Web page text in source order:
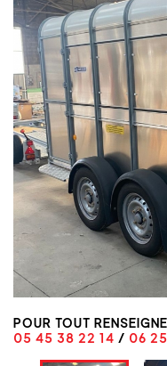
POUR TOUT
05 45 38 22 14 / 06